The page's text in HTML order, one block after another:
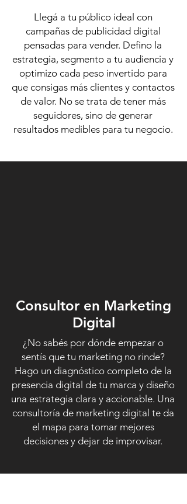
Llegá a tu público ideal con
campañas de publicidad digital
pensadas para vender. Defino la
estrategia, segmento a tu audiencia y
optimizo cada peso invertido para
que consigas más clientes y contactos
de valor. No se trata de tener más
seguidores, sino de generar
resultados medibles para tu negocio.
Consultor en Marketing
Digital
¿No sabés por dónde empezar o
sentís que tu marketing no rinde?
Hago un diagnóstico completo de la
presencia digital de tu marca y diseño
una estrategia clara y accionable. Una
consultoría de marketing digital te da
el mapa para tomar mejores
decisiones y dejar de improvisar.